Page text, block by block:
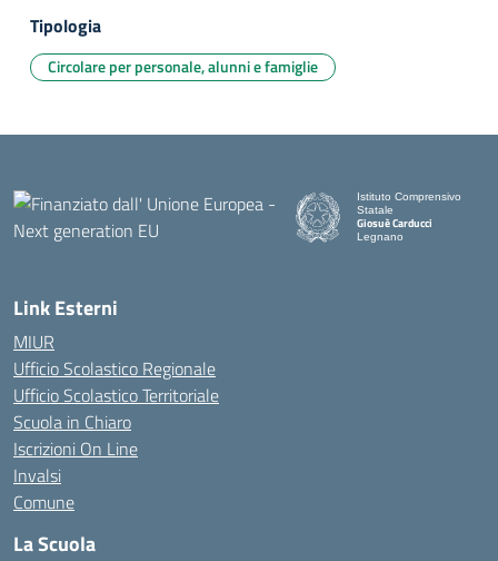
Tipologia
Circolare per personale, alunni e famiglie
Istituto Comprensivo
Statale
Giosuè Carducci
Legnano
Link Esterni
MIUR
Ufficio Scolastico Regionale
Ufficio Scolastico Territoriale
Scuola in Chiaro
Iscrizioni On Line
Invalsi
Comune
La Scuola